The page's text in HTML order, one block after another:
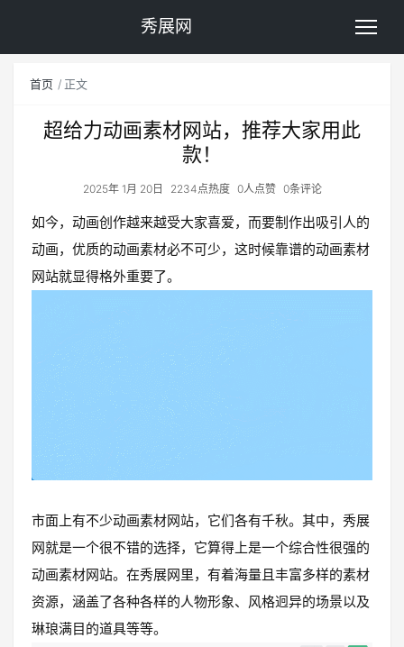
秀展网
首页 正文
超给力动画素材网站，推荐大家用此
款！
2025年 1月 20日 2234点热度 0人点赞 0条评论
如今，动画创作越来越受大家喜爱，而要制作出吸引人的
动画，优质的动画素材必不可少，这时候靠谱的动画素材
网站就显得格外重要了。
市面上有不少动画素材网站，它们各有千秋。其中，秀展
网就是一个很不错的选择，它算得上是一个综合性很强的
动画素材网站。在秀展网里，有着海量且丰富多样的素材
资源，涵盖了各种各样的人物形象、风格迥异的场景以及
琳琅满目的道具等等。